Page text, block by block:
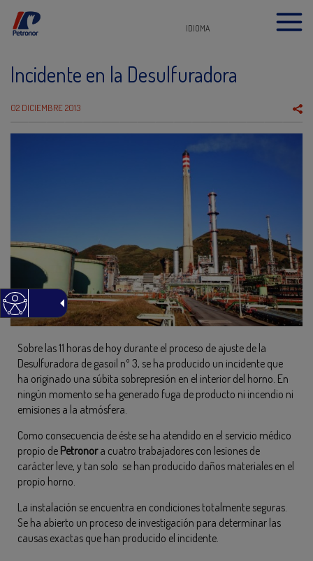
IDIOMA
Incidente en la Desulfuradora
02 DICIEMBRE 2013
Sobre las 11 horas de hoy durante el proceso de ajuste de la
Desulfuradora de gasoil nº 3, se ha producido un incidente que
ha originado una súbita sobrepresión en el interior del horno. En
ningún momento se ha generado fuga de producto ni incendio ni
emisiones a la atmósfera.
Como consecuencia de éste se ha atendido en el servicio médico
propio de Petronora cuatro trabajadores con lesiones de
carácter leve, y tan solo se han producido daños materiales en el
propio horno.
La instalación se encuentra en condiciones totalmente seguras.
Se ha abierto un proceso de investigación para determinar las
causas exactas que han producido el incidente.